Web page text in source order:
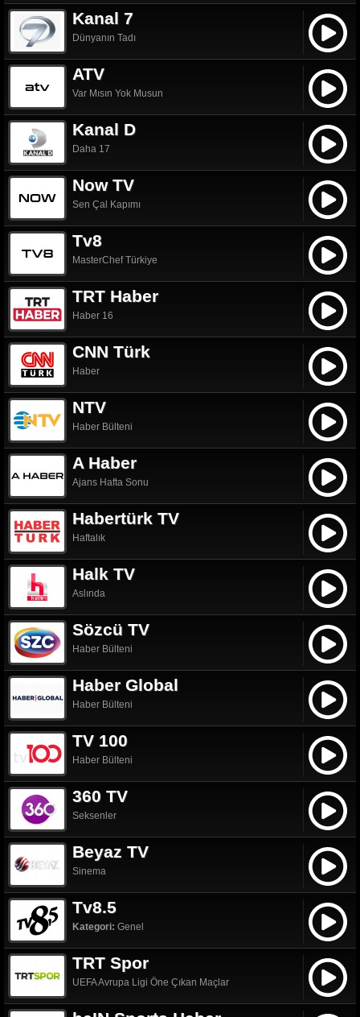
Kanal 7
Dünyanın Tadı
ATV
Var Mısın Yok Musun
Kanal D
Daha 17
Now TV
Sen Çal Kapımı
Tv8
MasterChef Türkiye
TRT Haber
Haber 16
CNN Türk
Haber
NTV
Haber Bülteni
A Haber
Ajans Hafta Sonu
Habertürk TV
Haftalık
Halk TV
Aslında
Sözcü TV
Haber Bülteni
Haber Global
Haber Bülteni
TV 100
Haber Bülteni
360 TV
Seksenler
Beyaz TV
Sinema
Tv8.5
Kategori: Genel
TRT Spor
UEFA Avrupa Ligi Öne Çıkan Maçlar